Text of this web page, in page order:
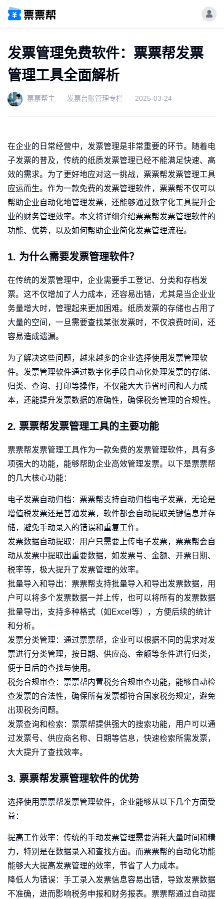
发票管理免费软件：票票帮发票
管理工具全面解析
票票帮主 发票台账管理专栏 2025-03-24
在企业的日常经营中，发票管理是非常重要的环节。随着电
子发票的普及，传统的纸质发票管理已经不能满足快速、高
效的需求。为了更好地应对这一挑战，票票帮发票管理工具
应运而生。作为一款免费的发票管理软件，票票帮不仅可以
帮助企业自动化地管理发票，还能够通过数字化工具提升企
业的财务管理效率。本文将详细介绍票票帮发票管理软件的
功能、优势，以及如何帮助企业简化发票管理流程。
1. 为什么需要发票管理软件？
在传统的发票管理中，企业需要手工登记、分类和存档发
票。这不仅增加了人力成本，还容易出错，尤其是当企业业
务量增大时，管理起来更加困难。纸质发票的存储也占用了
大量的空间，一旦需要查找某张发票时，不仅浪费时间，还
容易造成遗漏。
为了解决这些问题，越来越多的企业选择使用发票管理软
件。发票管理软件通过数字化手段自动化处理发票的存储、
归类、查询、打印等操作，不仅能大大节省时间和人力成
本，还能提升发票数据的准确性，确保税务管理的合规性。
2. 票票帮发票管理工具的主要功能
票票帮发票管理工具作为一款免费的发票管理软件，具有多
项强大的功能，能够帮助企业高效管理发票。以下是票票帮
的几大核心功能：
电子发票自动归档：票票帮支持自动归档电子发票，无论是
增值税发票还是普通发票，软件都会自动提取关键信息并存
储，避免手动录入的错误和重复工作。
发票数据自动提取：用户只需要上传电子发票，票票帮会自
动从发票中提取出重要数据，如发票号、金额、开票日期、
税率等，极大提升了发票管理的效率。
批量导入和导出：票票帮支持批量导入和导出发票数据，用
户可以将多个发票数据一并上传，也可以将所有的发票数据
批量导出，支持多种格式（如Excel等），方便后续的统计
和分析。
发票分类管理：通过票票帮，企业可以根据不同的需求对发
票进行分类管理，按日期、供应商、金额等条件进行归类，
便于日后的查找与使用。
税务合规审查：票票帮内置税务合规审查功能，能够自动检
查发票的合法性，确保所有发票都符合国家税务规定，避免
出现税务问题。
发票查询和检索：票票帮提供强大的搜索功能，用户可以通
过发票号、供应商名称、日期等信息，快速检索所需发票，
大大提升了查找效率。
3. 票票帮发票管理软件的优势
选择使用票票帮发票管理软件，企业能够从以下几个方面受
益：
提高工作效率：传统的手动发票管理需要消耗大量时间和精
力，特别是在数据录入和查找方面。而票票帮的自动化功能
能够大大提高发票管理的效率，节省了人力成本。
降低人为错误：手工录入发票信息容易出错，导致发票数据
不准确，进而影响税务申报和财务报表。票票帮通过自动提